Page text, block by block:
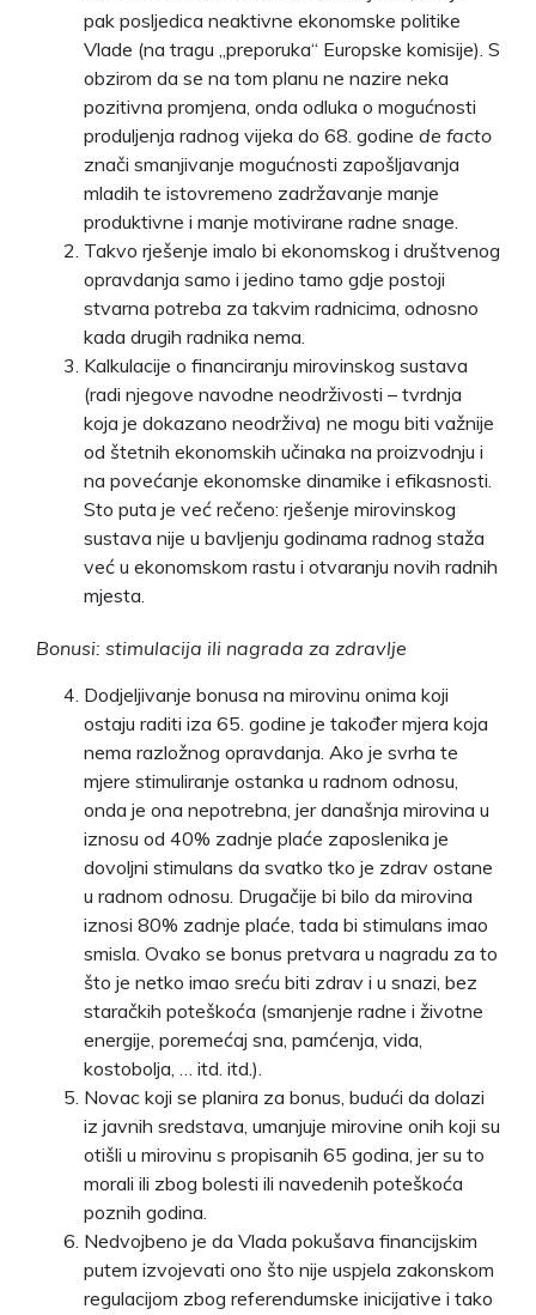
pak posljedica neaktivne ekonomske politike
Vlade (na tragu „preporuka“ Europske komisije). S
obzirom da se na tom planu ne nazire neka
pozitivna promjena, onda odluka o mogućnosti
produljenja radnog vijeka do 68. godine de facto
znači smanjivanje mogućnosti zapošljavanja
mladih te istovremeno zadržavanje manje
produktivne i manje motivirane radne snage.
Takvo rješenje imalo bi ekonomskog i društvenog
opravdanja samo i jedino tamo gdje postoji
stvarna potreba za takvim radnicima, odnosno
kada drugih radnika nema.
Kalkulacije o financiranju mirovinskog sustava
(radi njegove navodne neodrživosti – tvrdnja
koja je dokazano neodrživa) ne mogu biti važnije
od štetnih ekonomskih učinaka na proizvodnju i
na povećanje ekonomske dinamike i efikasnosti.
Sto puta je već rečeno: rješenje mirovinskog
sustava nije u bavljenju godinama radnog staža
već u ekonomskom rastu i otvaranju novih radnih
mjesta.
Bonusi: stimulacija ili nagrada za zdravlje
Dodjeljivanje bonusa na mirovinu onima koji
ostaju raditi iza 65. godine je također mjera koja
nema razložnog opravdanja. Ako je svrha te
mjere stimuliranje ostanka u radnom odnosu,
onda je ona nepotrebna, jer današnja mirovina u
iznosu od 40% zadnje plaće zaposlenika je
dovoljni stimulans da svatko tko je zdrav ostane
u radnom odnosu. Drugačije bi bilo da mirovina
iznosi 80% zadnje plaće, tada bi stimulans imao
smisla. Ovako se bonus pretvara u nagradu za to
što je netko imao sreću biti zdrav i u snazi, bez
staračkih poteškoća (smanjenje radne i životne
energije, poremećaj sna, pamćenja, vida,
kostobolja, … itd. itd.).
Novac koji se planira za bonus, budući da dolazi
iz javnih sredstava, umanjuje mirovine onih koji su
otišli u mirovinu s propisanih 65 godina, jer su to
morali ili zbog bolesti ili navedenih poteškoća
poznih godina.
Nedvojbeno je da Vlada pokušava financijskim
putem izvojevati ono što nije uspjela zakonskom
regulacijom zbog referendumske inicijative i tako